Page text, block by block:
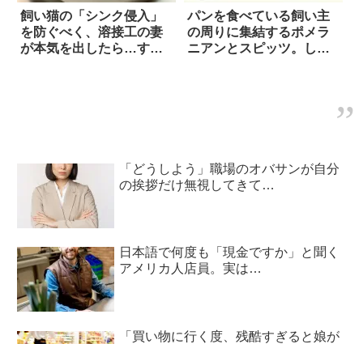
飼い猫の「シンク侵入」
を防ぐべく、溶接工の妻
が本気を出したら…すげ
パンを食べている飼い主
の周りに集結するポメラ
ニアンとスピッツ。しか
「どうしよう」職場のオバサンが自分
の挨拶だけ無視してきて…
日本語で何度も「現金ですか」と聞く
アメリカ人店員。実は…
「買い物に行く度、残酷すぎると娘が